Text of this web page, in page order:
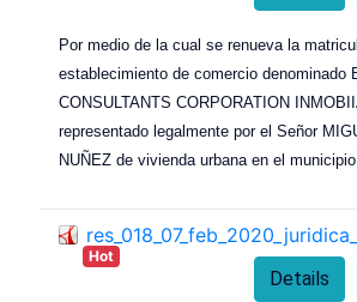
Por medio de la cual se renueva la
establecimiento de comercio denominado
CONSULTANTS CORPORATION
representado legalmente por el Señor
NUÑEZ de vivienda urbana en el
Hot
Details